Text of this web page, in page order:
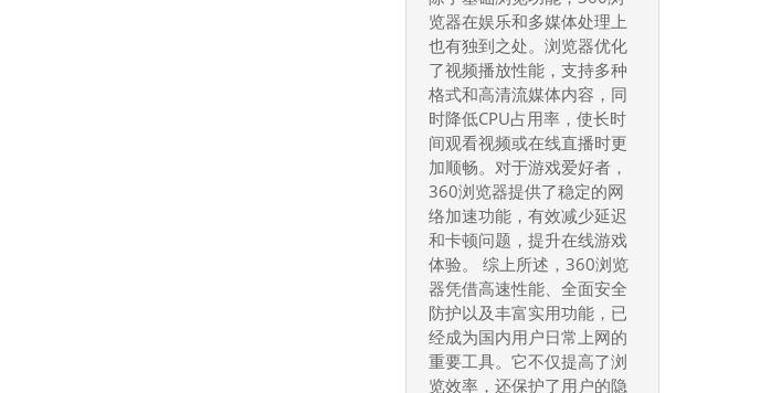
联
网
工
具
的
全
面
指
南
览器在娱乐和多媒体处理上
也有独到之处。浏览器优化
了视频播放性能，支持多种
格式和高清流媒体内容，同
时降低CPU占用率，使长时
间观看视频或在线直播时更
加顺畅。对于游戏爱好者，
360浏览器提供了稳定的网
络加速功能，有效减少延迟
和卡顿问题，提升在线游戏
体验。 综上所述，360浏览
器凭借高速性能、全面安全
防护以及丰富实用功能，已
经成为国内用户日常上网的
重要工具。它不仅提高了浏
览效率，还保护了用户的隐